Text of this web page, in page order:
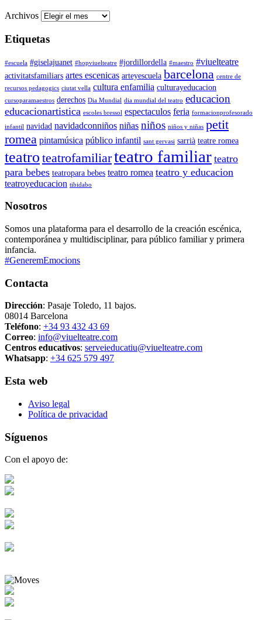
Archivos
Etiquetas
#escuela #giselajuanet #hopviuelteatre #jordillordella #maestro #viuelteatre
activitatsfamiliars artes escenicas arteyescuela barcelona centre de
recursos pedagogics ciutat vella cultura enfamilia culturayeducacion
cursoparamaestros derechos Dia Mundial dia mundial del teatro educacion
educacionartistica escoles bressol espectaculos feria formacionprofesorado
infantil navidad navidadconniños niñas niños niños y niñas petit
romea pintamúsica público infantil sant gervasi sarrià teatre romea
teatro teatrofamiliarteatro familiar teatro
para bebes teatropara bebes teatro romea teatro y educacion
teatroyeducacion tibidabo
Nosotros
Somos una plataforma para el desarrollo de la creación escénica,
contemporánea y multidisciplinar, para público familiar y primera
infancia.
#GeneremEmocions
Contacta
Dirección: Pasaje Toledo, 11 bajos.
08014 Barcelona
Teléfono: +34 93 432 43 69
Correo: info@viuelteatre.com
Centros educativos: serveieducatiu@viuelteatre.com
Whatsapp: +34 625 579 497
Esta web
Aviso legal
Política de privacidad
Síguenos
Con el apoyo de: